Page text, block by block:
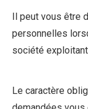
Il peut vous être
personnelles
société
Le caractère